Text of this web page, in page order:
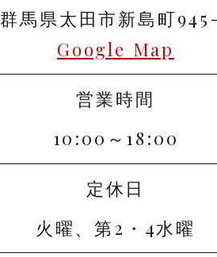
太田店
大宮店
太田店
大宮店
群馬県太田市新島町
Google Map
営業時間
10:00～18:00
定休日
火曜、第2・4水曜